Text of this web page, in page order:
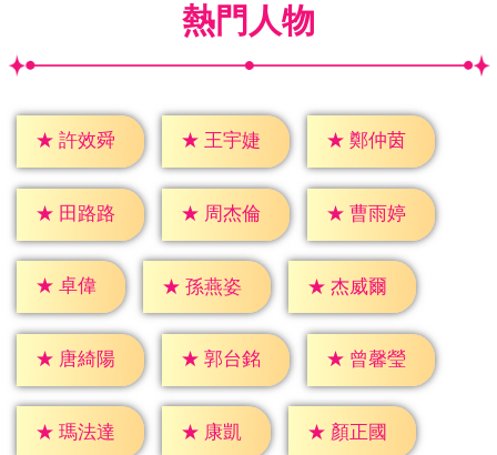
熱門人物
★ 許效舜 ★ 王宇婕 ★ 鄭仲茵
★ 田路路 ★ 周杰倫 ★ 曹雨婷
★ 卓偉 ★ 孫燕姿 ★ 杰威爾
★ 唐綺陽 ★ 郭台銘 ★ 曾馨瑩
★ 瑪法達 ★ 康凱 ★ 顏正國